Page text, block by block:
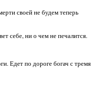
своей не будем теперь
себе, ни о чем не печалится.
Едет по дороге богач с тремя